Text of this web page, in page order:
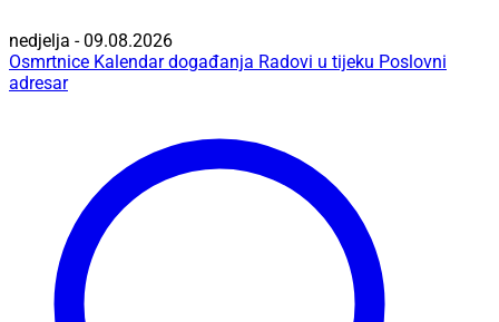
nedjelja - 09.08.2026
Osmrtnice Kalendar događanja Radovi u tijeku Poslovni
adresar